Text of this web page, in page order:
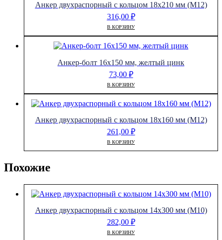
Анкер двухраспорный с кольцом 18х210 мм (М12)
316,00 ₽
В КОРЗИНУ
Анкер-болт 16х150 мм, желтый цинк
73,00 ₽
В КОРЗИНУ
Анкер двухраспорный с кольцом 18х160 мм (М12)
261,00 ₽
В КОРЗИНУ
Похожие
Анкер двухраспорный с кольцом 14х300 мм (М10)
282,00 ₽
В КОРЗИНУ